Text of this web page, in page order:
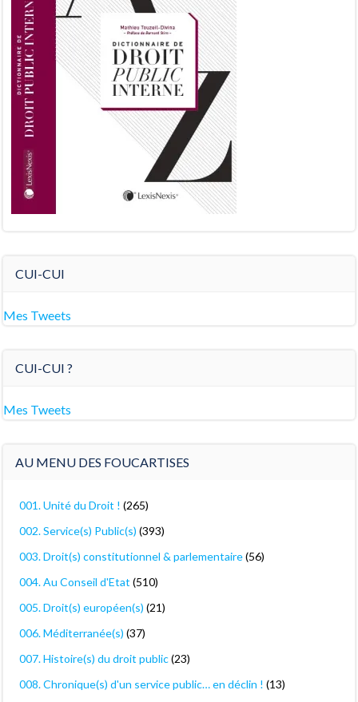
CUI-CUI
Mes Tweets
CUI-CUI ?
Mes Tweets
AU MENU DES FOUCARTISES
001. Unité du Droit ! (265)
002. Service(s) Public(s) (393)
003. Droit(s) constitutionnel & parlementaire(56)
004. Au Conseil d'Etat (510)
005. Droit(s) européen(s) (21)
006. Méditerranée(s) (37)
007. Histoire(s) du droit public(23)
008. Chronique(s) d'un service public… en déclin ! (13)